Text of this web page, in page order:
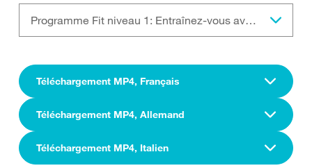
Programme Fit niveau 1: Entraînez-vous avec Loïc Meillard pour être en forme sur les pistes!
Téléchargement MP4, Français
Téléchargement MP4, Allemand
Téléchargement MP4, Italien